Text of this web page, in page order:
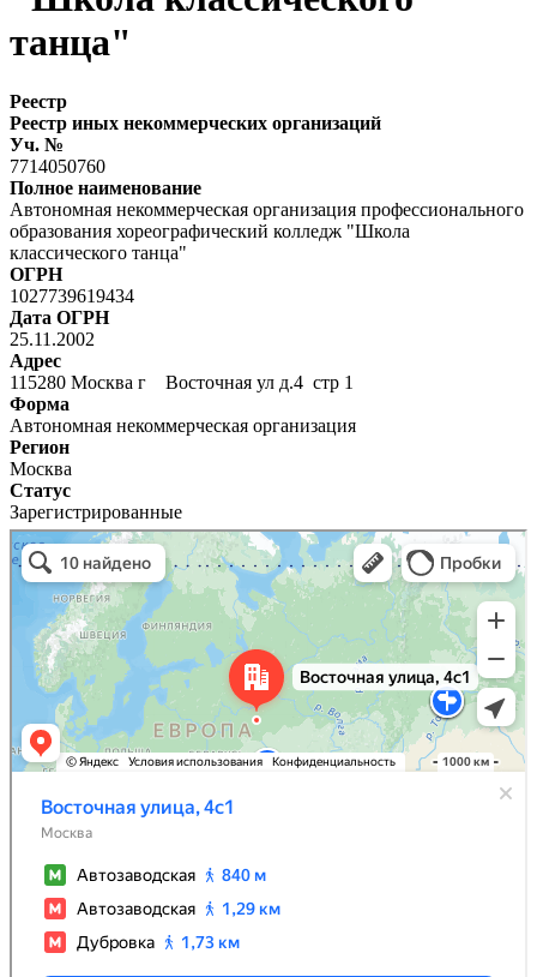
танца"
Реестр
Реестр иных некоммерческих организаций
Уч. №
7714050760
Полное наименование
Автономная некоммерческая организация профессионального
образования хореографический колледж "Школа
классического танца"
ОГРН
1027739619434
Дата ОГРН
25.11.2002
Адрес
115280 Москва г Восточная ул д.4 стр 1
Форма
Автономная некоммерческая организация
Регион
Москва
Статус
Зарегистрированные